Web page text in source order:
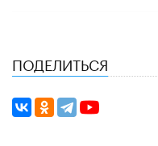
ПОДЕЛИТЬСЯ